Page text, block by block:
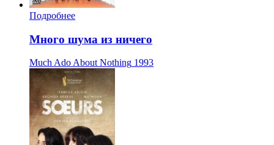
Подробнее
Много шума из ничего
Much Ado About Nothing 1993